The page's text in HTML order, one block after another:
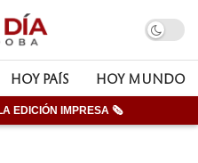
HOY PAÍS HOY MUNDO
EDICIÓN IMPRESA 🗞